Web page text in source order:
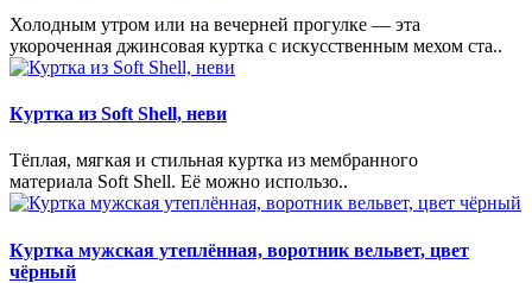
Холодным утром или на вечерней прогулке — эта
укороченная джинсовая куртка с искусственным мехом ста..
Куртка из Soft Shell, неви
Тёплая, мягкая и стильная куртка из мембранного
материала Soft Shell. Её можно использо..
Куртка мужская утеплённая, воротник вельвет, цвет
чёрный